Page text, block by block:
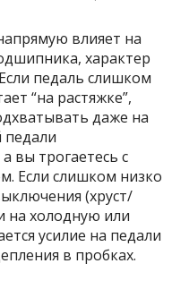
влияет на
характер
педаль слишком
“на растяжке”,
даже на
вы трогаетесь с
Если слишком низко
(хруст/
на холодную или
усилие на педали
в пробках.